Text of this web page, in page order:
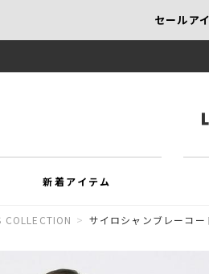
セールア
新着アイテム
> サイロシャンブレーコー